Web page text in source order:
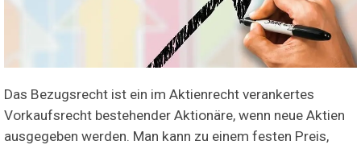
Das Bezugsrecht ist ein im Aktienrecht verankertes
Vorkaufsrecht bestehender Aktionäre, wenn neue Aktien
ausgegeben werden. Man kann zu einem festen Preis,